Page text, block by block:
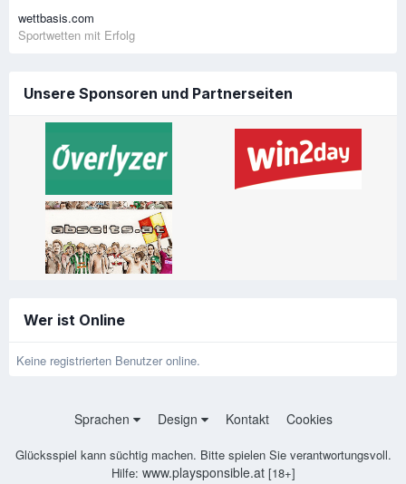
wettbasis.com
Sportwetten mit Erfolg
Unsere Sponsoren und Partnerseiten
Wer ist Online
Keine registrierten Benutzer online.
Sprachen Design Kontakt Cookies
Glücksspiel kann süchtig machen. Bitte spielen Sie verantwortungsvoll.
Hilfe: www.playsponsible.at[18+]